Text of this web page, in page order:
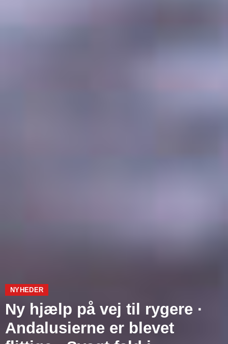
NYHEDER
Ny hjælp på vej til rygere ·
Andalusierne er blevet